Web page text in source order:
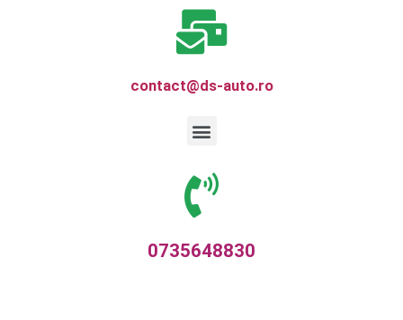
contact@ds-auto.ro
0735648830